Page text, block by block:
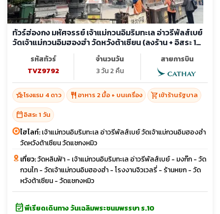
ทัวร์ฮ่องกง มหัศจรรย์ เจ้าแม่กวนอิมริมทะเล อ่าวรีพัลส์เบย์
วัดเจ้าแม่กวนอิมฮองฮำ วัดหวังต้าเซียน (ลงร้าน + อิสระ 1
รหัสทัวร์
TVZ9792
จำนวนวัน
3 วัน 2 คืน
สายการบิน
hotel_classโรงแรม 4 ดาว restaurant อาหาร 2 มื้อ + บนเครื่อง shopping_cartเข้าร้านรัฐบาล
calendar_todayอิสระ 1 วัน
ไฮไลท์:เจ้าแม่กวนอิมริมทะเล อ่าวรีพัลส์เบย์ วัดเจ้าแม่กวนอิมฮองฮำ
วัดหวังต้าเซียน วัดแชกงหมิว
เที่ยว:วัดหลินฟ้า - เจ้าแม่กวนอิมริมทะเล อ่าวรีพัลส์เบย์ - มงก๊ก - วัด
กวนไท - วัดเจ้าแม่กวนอิมฮองฮำ - โรงงานจิวเวลรี่ - ร้านหยก - วัด
หวังต้าเซียน - วัดแชกงหมิว
event_availableพีเรียดเดินทาง วันเฉลิมพระชนมพรรษา ร.10